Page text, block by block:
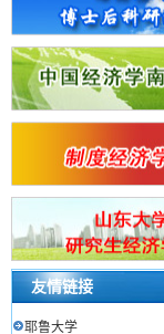
友情链接
耶鲁大学